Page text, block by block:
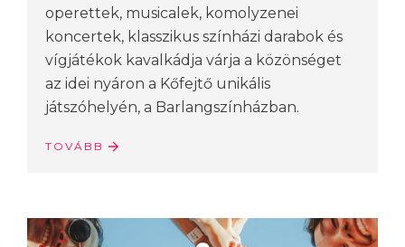
operettek, musicalek, komolyzenei
koncertek, klasszikus színházi darabok és
vígjátékok kavalkádja várja a közönséget
az idei nyáron a Kőfejtő unikális
játszóhelyén, a Barlangszínházban.
TOVÁBB